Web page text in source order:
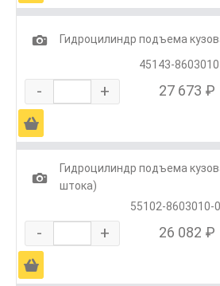
1
Гидроцилиндр подъема
45143-8603010
- + 27 673 ₽
Ä
1
Гидроцилиндр подъема
штока)
55102-8603010-
- + 26 082 ₽
Ä